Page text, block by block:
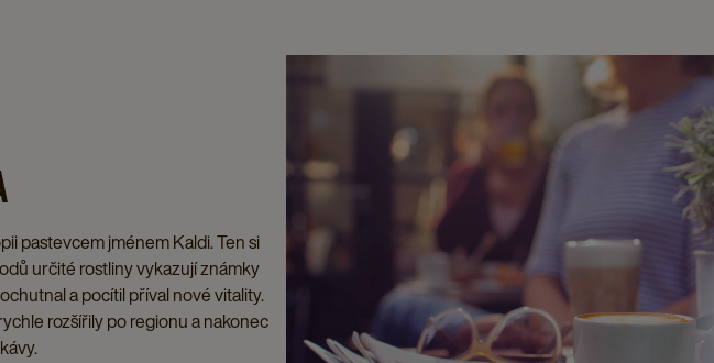
pastevcem jménem Kaldi. Ten si
určité rostliny vykazují známky
a pocítil příval nové vitality.
rozšířily po regionu a nakonec